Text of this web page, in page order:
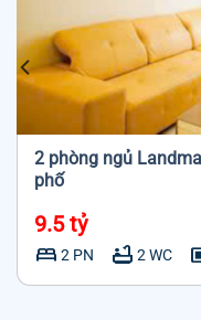
2 phòng ngủ
phố
9.5 tỷ
bed 2 PN bathtub 2 WC